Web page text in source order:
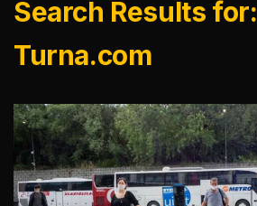
Search Results for:
Turna.com